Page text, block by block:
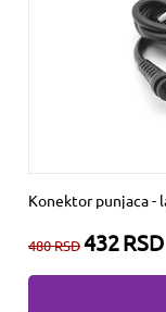
Konektor punjaca -
480RSD432RSD